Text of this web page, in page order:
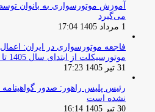
آموزش موتورسواری به بانوان
می‌گیرد
1 مرداد 1405 17:04
موتورسیکلت از ابتدای سال 1405 تا کنون در پایتخت
31 تیر 1405 17:23
رئیس پلیس راهور: صدور گواهینامه
نشده است
30 تیر 1405 16:14